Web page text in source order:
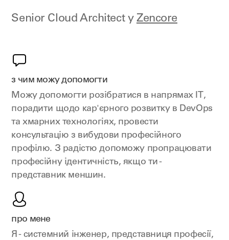
Senior Cloud Architect у Zencore
з чим можу допомогти
Можу допомогти розібратися в напрямах ІТ,
порадити щодо кар'єрного розвитку в DevOps
та хмарних технологіях, провести
консультацію з вибудови професійного
профілю. З радістю допоможу пропрацювати
професійну ідентичність, якщо ти -
представник меншин.
про мене
Я - системний інженер, представниця професії,